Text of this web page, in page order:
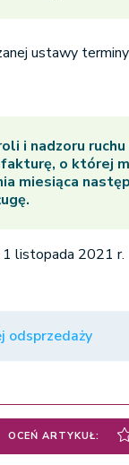
ustawy
i nadzoru
o której
miesiąca
1 listopada 2021 r.
odsprzedaży
OCEŃ ARTYKUŁ: